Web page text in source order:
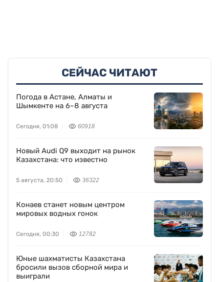
СЕЙЧАС ЧИТАЮТ
Погода в Астане, Алматы и
Шымкенте на 6–8 августа
Сегодня, 01:08 60918
Новый Audi Q9 выходит на рынок
Казахстана: что известно
5 августа, 20:50 36322
Конаев станет новым центром
мировых водных гонок
Сегодня, 00:30 12782
Юные шахматисты Казахстана
бросили вызов сборной мира и
выиграли